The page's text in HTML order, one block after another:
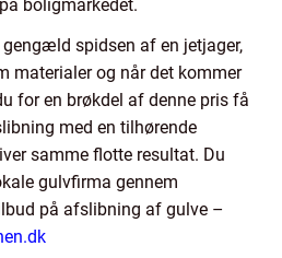
boligmarkedet.
spidsen af en jetjager,
materialer og når det kommer
for en brøkdel af denne pris få
med en tilhørende
samme flotte resultat. Du
gulvfirma gennem
på afslibning af gulve –